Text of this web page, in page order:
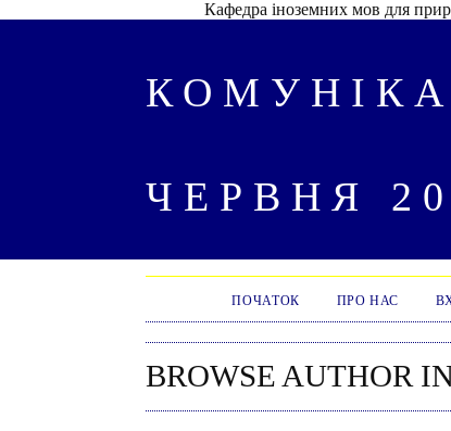
Кафедра іноземних мов для
ЧЕРВНЯ
ПОЧАТОК ПРО НАС
BROWSE AUTHOR